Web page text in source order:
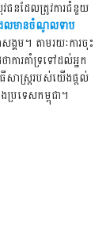
នដែលត្រូវការជំនួយ
ែលមានចំណូលទាប
គម។ តាមរយៈការចុះ
ការគាំទ្រទៅដល់អ្នក
ាស្រ្តរបស់យើងផ្តល់
រទេសកម្ពុជា។